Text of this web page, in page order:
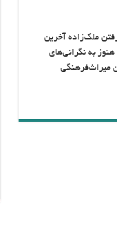
ملک‌زاده آخرین
به نگرانی‌های
میراث‌فرهنگی